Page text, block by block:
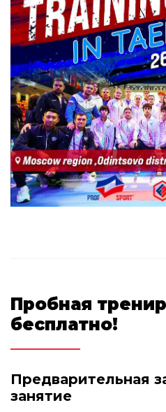
Пробная
бесплатно!
Предварительная
занятие